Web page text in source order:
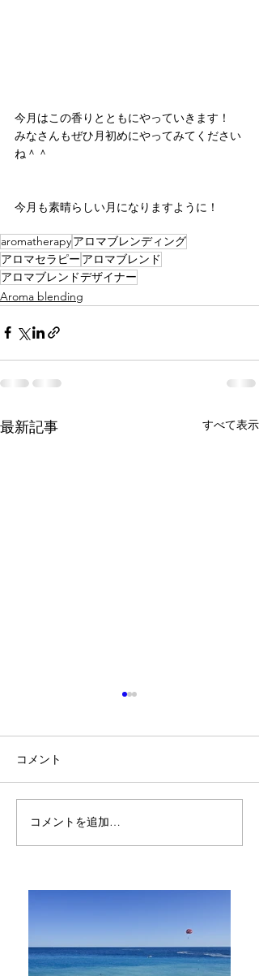
今月はこの香りとともにやっていきます！
みなさんもぜひ月初めにやってみてください
ね＾＾
今月も素晴らしい月になりますように！
aromatherapyアロマブレンディング
アロマセラピー アロマブレンド
アロマブレンドデザイナー
Aroma blending
最新記事 すべて表示
ハウツー本だけじゃな
く、感性が磨ける本を読
コメント
コメントを追加…